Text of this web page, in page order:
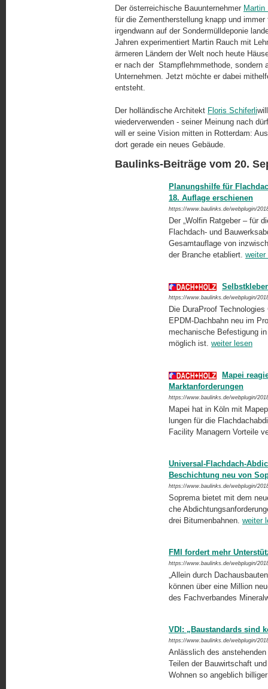
Der österreichische Bauunternehmer Martin
für die Zementherstellung knapp und
irgendwann auf der Sondermülldeponie
Jahren experimentiert Martin Rauch mit
ärmeren Ländern der Welt noch heute
er nach der Stampf­lehm­me­tho­de, sondern
Unternehmen. Jetzt möchte er dabei
entsteht.
Der holländische Architekt Floris Schiferli
wiederverwenden - seiner Meinung nach
will er seine Vision mitten in Rotterdam:
dort gerade ein neues Gebäude.
Baulinks-Beiträge vom 20.
Planungshilfe für
18. Auflage erschienen
https://www.baulinks.de/webplugin/
Der „Wolfin Ratgeber – für
Flachdach- und
Gesamtauflage von
der Branche etabliert. weiter
https://www.baulinks.de/webplugin/
Die DuraProof
EPDM-Dachbahn neu im
mechanische Befestigung
möglich ist. weiter lesen
Mapei
Marktanforderungen
https://www.baulinks.de/webplugin/
Mapei hat in Köln mit
lungen für die
Facility Managern Vorteile
Universal-Flachdach-
Beschichtung neu von
https://www.baulinks.de/webplugin/
Soprema bietet mit dem
che
drei Bitumenbahnen. weiter
FMI fordert mehr
https://www.baulinks.de/webplugin/
„Allein durch
können über eine Million
des Fachverbandes
VDI: „Baustandards sind
https://www.baulinks.de/webplugin/
Anlässlich des
Teilen der Bauwirtschaft
Wohnen so angeblich